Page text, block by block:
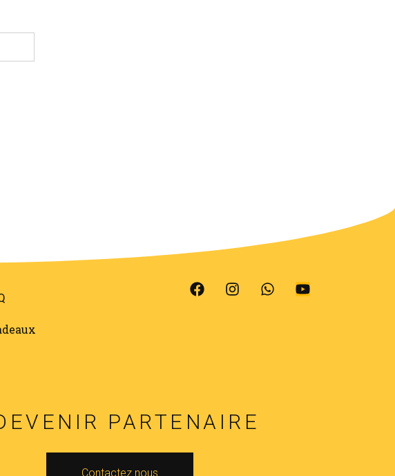
PARTENAIRE
Contactez nous